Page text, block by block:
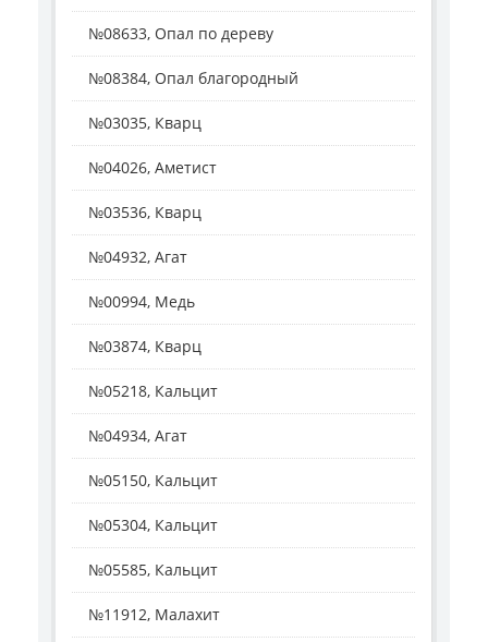
№08633, Опал по дереву
№08384, Опал благородный
№03035, Кварц
№04026, Аметист
№03536, Кварц
№04932, Агат
№00994, Медь
№03874, Кварц
№05218, Кальцит
№04934, Агат
№05150, Кальцит
№05304, Кальцит
№05585, Кальцит
№11912, Малахит